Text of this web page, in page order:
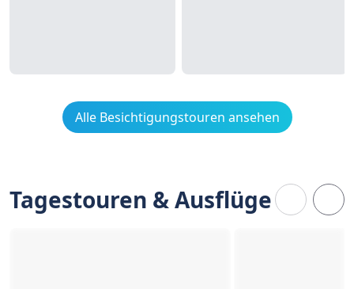
Alle Besichtigungstouren ansehen
Tagestouren & Ausflüge